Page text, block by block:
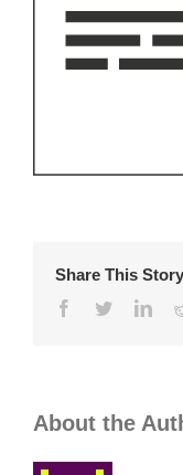
Share This
Facebook
Twitter
About the